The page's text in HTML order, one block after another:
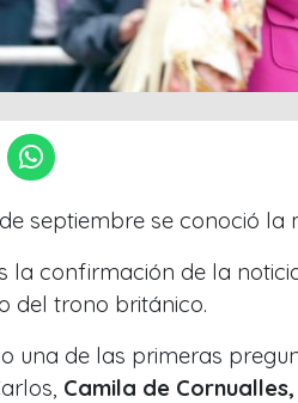
septiembre se conoció la
la confirmación de la
del trono británico.
una de las primeras
Camila de Cornualles,